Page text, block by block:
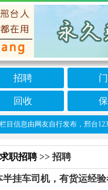
招聘
回收
信息由网友自行发布，邢台123
求职招聘>> 招聘
挂车司机，有货运经